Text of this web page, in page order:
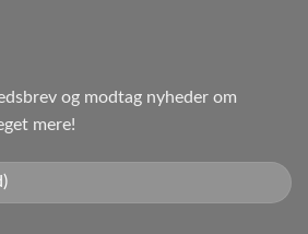
og modtag nyheder om
mere!